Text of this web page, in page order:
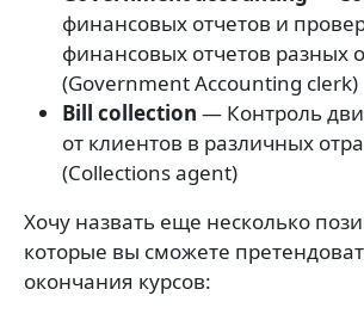
финансовых отчетов и
финансовых отчетов разных
(Government Accounting clerk)
Bill collection — Контроль
от клиентов в различных
(Collections agent)
Хочу назвать еще несколько
которые вы сможете
окончания курсов: